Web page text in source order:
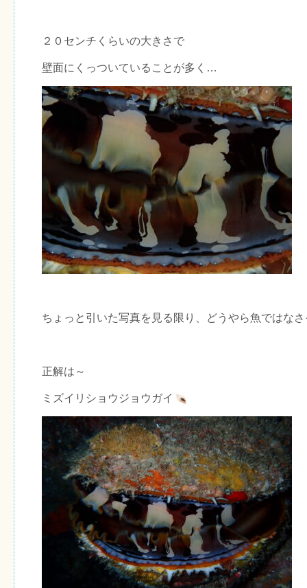
２０センチくらいの大きさで
壁面にくっついていることが多く…
ちょっと引いた写真を見る限り、どうやら魚ではな
正解は～
ミズイリショウジョウガイ